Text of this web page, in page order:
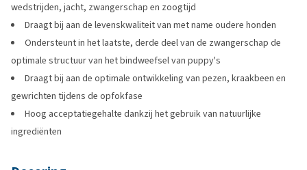
wedstrijden, jacht, zwangerschap en zoogtijd
Draagt bij aan de levenskwaliteit van met name oudere honden
Ondersteunt in het laatste, derde deel van de zwangerschap de
optimale structuur van het bindweefsel van puppy's
Draagt bij aan de optimale ontwikkeling van pezen, kraakbeen en
gewrichten tijdens de opfokfase
Hoog acceptatiegehalte dankzij het gebruik van natuurlijke
ingrediënten